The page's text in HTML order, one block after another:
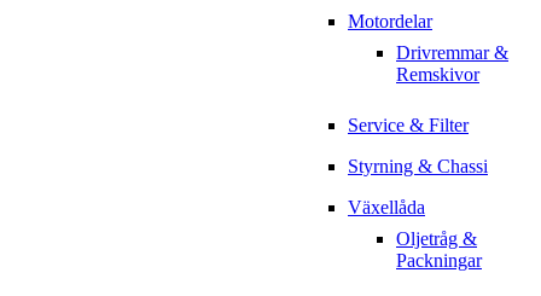
Motordelar
Drivremmar &
Remskivor
Service & Filter
Styrning & Chassi
Växellåda
Oljetråg &
Packningar